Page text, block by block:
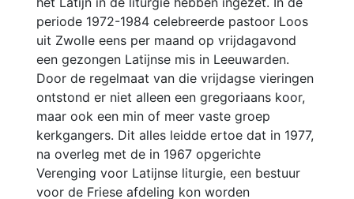
periode 1972-1984 celebreerde pastoor Loos
uit Zwolle eens per maand op vrijdagavond
een gezongen Latijnse mis in Leeuwarden.
Door de regelmaat van die vrijdagse vieringen
ontstond er niet alleen een gregoriaans koor,
maar ook een min of meer vaste groep
kerkgangers. Dit alles leidde ertoe dat in 1977,
na overleg met de in 1967 opgerichte
Verenging voor Latijnse liturgie, een bestuur
voor de Friese afdeling kon worden